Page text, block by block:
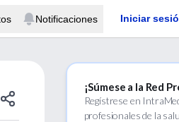
Notificaciones Iniciar
¡Súmese a la Red
Regístrese en
profesionales de la